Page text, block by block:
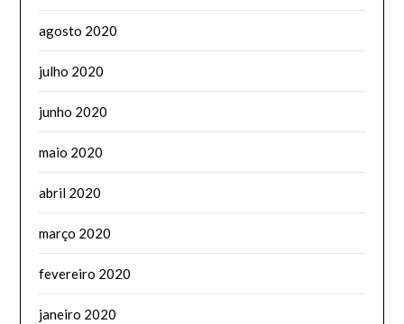
agosto 2020
julho 2020
junho 2020
maio 2020
abril 2020
março 2020
fevereiro 2020
janeiro 2020